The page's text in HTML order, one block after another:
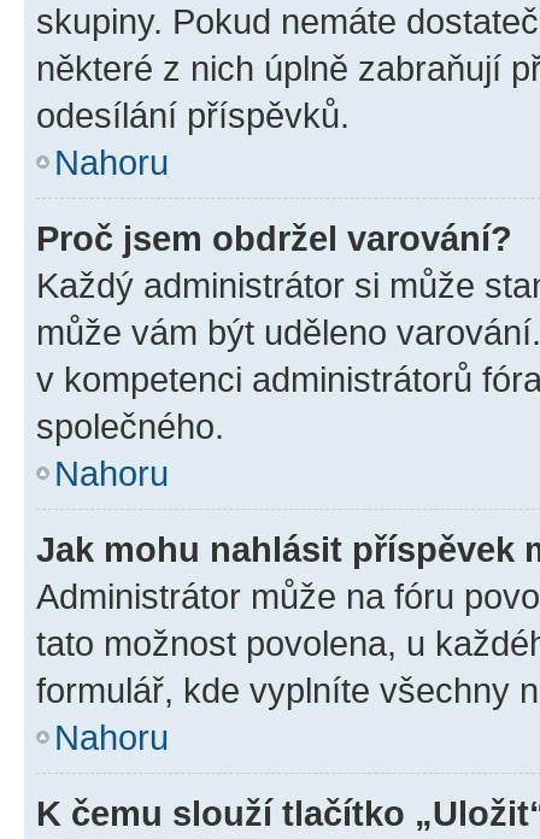
skupiny. Pokud nemáte
některé z nich úplně zabraňují
odesílání příspěvků.
Nahoru
Proč jsem obdržel varování?
Každý administrátor si může
může vám být uděleno
v kompetenci administrátorů
společného.
Nahoru
Jak mohu nahlásit příspěvek
Administrátor může na fóru
tato možnost povolena, u
formulář, kde vyplníte všechny
Nahoru
K čemu slouží tlačítko